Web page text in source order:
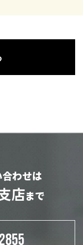
わせは
店まで